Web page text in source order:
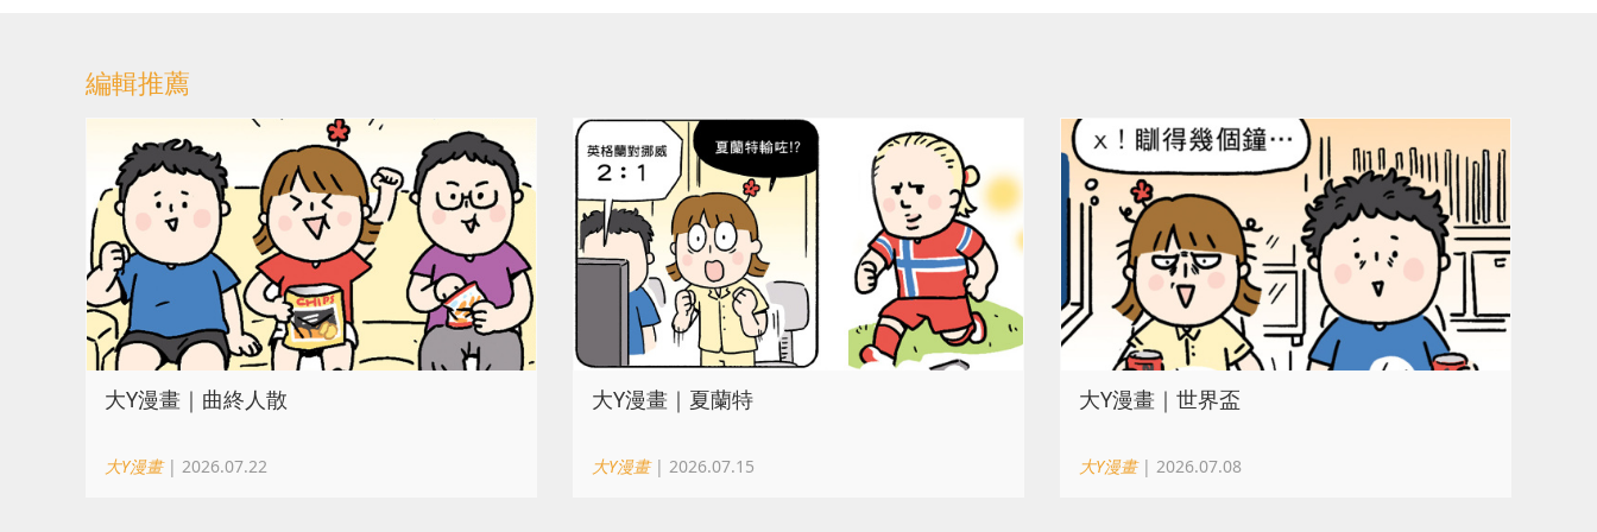
編輯推薦
大Y漫畫｜曲終人散
大Y漫畫| 2026.07.22
大Y漫畫｜夏蘭特
大Y漫畫| 2026.07.15
大Y漫畫｜世界盃
大Y漫畫| 2026.07.08